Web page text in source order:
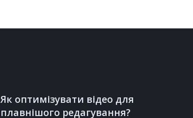
Як оптимізувати відео для
плавнішого редагування?